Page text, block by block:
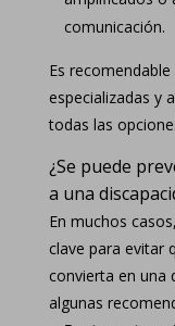
comunicación.
Es
especializadas y
todas las
¿Se puede
a una
En muchos
clave para evitar
convierta en una
algunas